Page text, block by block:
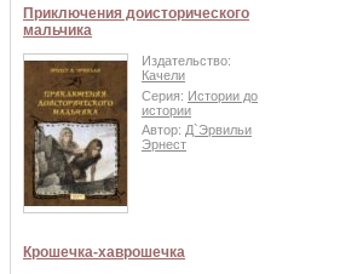
Приключения доисторического
мальчика
Издательство:
Качели
Серия: Истории до
истории
Автор: Д`Эрвильи
Эрнест
Крошечка-хаврошечка